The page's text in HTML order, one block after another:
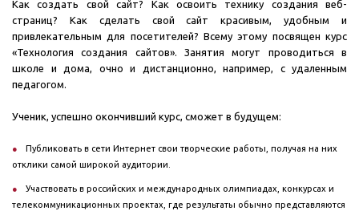
Как создать свой сайт? Как освоить технику создания веб-
страниц? Как сделать свой сайт красивым, удобным и
привлекательным для посетителей? Всему этому посвящен курс
«Технология создания сайтов». Занятия могут проводиться в
школе и дома, очно и дистанционно, например, с удаленным
педагогом.
Ученик, успешно окончивший курс, сможет в будущем:
Публиковать в сети Интернет свои творческие работы, получая на них
отклики самой широкой аудитории.
Участвовать в российских и международных олимпиадах, конкурсах и
телекоммуникационных проектах, где результаты обычно представляются